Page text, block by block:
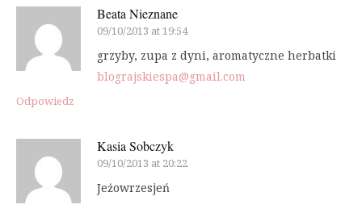
Beata Nieznane
09/10/2013 at 19:54
grzyby, zupa z dyni, aromatyczne herbatki
blograjskiespa@gmail.com
Odpowiedz
Kasia Sobczyk
09/10/2013 at 20:22
Jeżowrzesjeń